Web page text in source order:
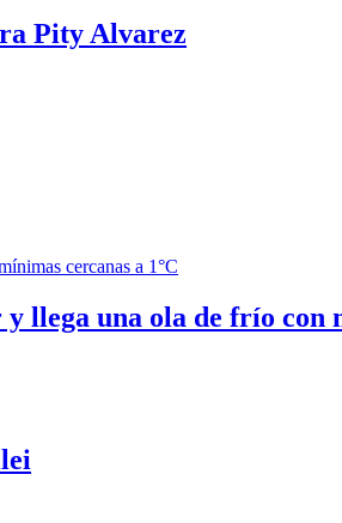
Pity Alvarez
llega una ola de frío con